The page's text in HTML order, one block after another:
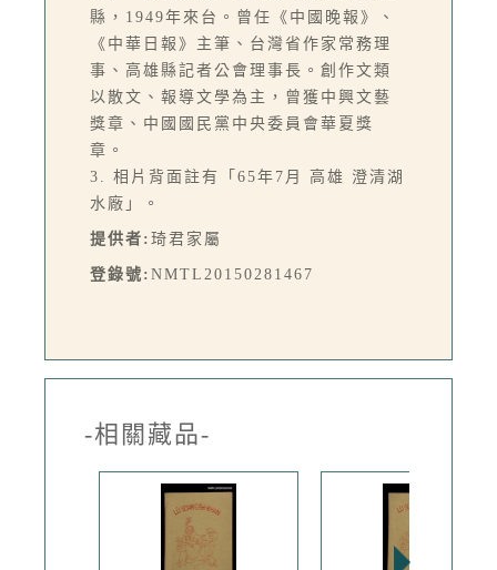
縣，1949年來台。曾任《中國晚報》、
《中華日報》主筆、台灣省作家常務理
事、高雄縣記者公會理事長。創作文類
以散文、報導文學為主，曾獲中興文藝
獎章、中國國民黨中央委員會華夏獎
章。
3. 相片背面註有「65年7月 高雄 澄清湖
水廠」。
提供者: 琦君家屬
登錄號: NMTL20150281467
-相關藏品-